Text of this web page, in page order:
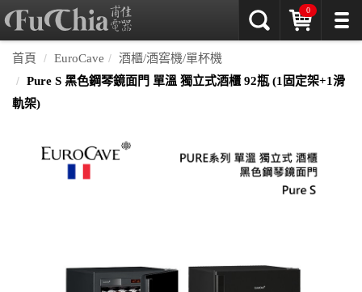
0
首頁 EuroCave
酒櫃/酒窖機/單杯機
Pure S 黑色鋼琴鏡面門 單溫 獨立式酒櫃 92瓶 (1固定架+1滑
軌架)